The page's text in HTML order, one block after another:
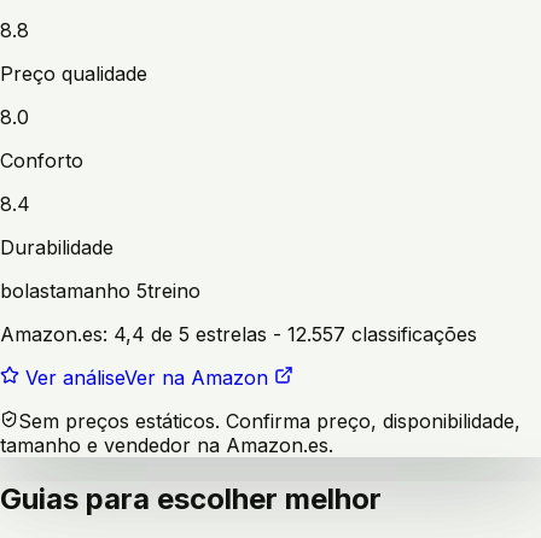
8.8
Preço qualidade
8.0
Conforto
8.4
Durabilidade
bolastamanho 5treino
Amazon.es: 4,4 de 5 estrelas - 12.557 classificações
Ver análiseVer na Amazon
Sem preços estáticos. Confirma preço, disponibilidade,
tamanho e vendedor na Amazon.es.
Guias para escolher melhor